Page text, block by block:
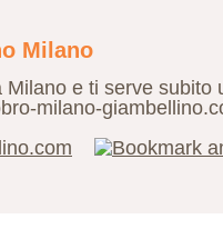
Milano
e ti serve
milano-